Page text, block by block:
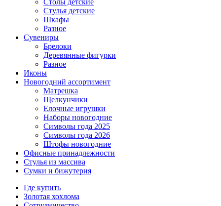
Столы детские
Стулья детские
Шкафы
Разное
Сувениры
Брелоки
Деревянные фигурки
Разное
Иконы
Новогодний ассортимент
Матрешка
Щелкунчики
Елочные игрушки
Наборы новогодние
Символы года 2025
Символы года 2026
Штофы новогодние
Офисные принадлежности
Стулья из массива
Сумки и бижутерия
Где купить
Золотая хохлома